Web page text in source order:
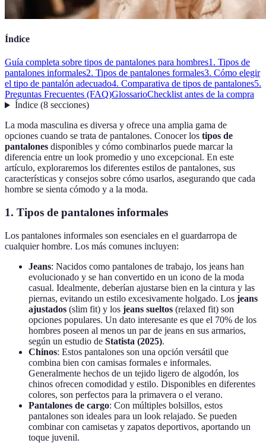
Índice
Guía completa sobre tipos de pantalones para hombres1. Tipos de
pantalones informales2. Tipos de pantalones formales3. Cómo elegir
el tipo de pantalón adecuado4. Comparativa de tipos de pantalones5.
Preguntas Frecuentes (FAQ)GlossarioChecklist antes de la compra
Índice(8 secciones)
La moda masculina es diversa y ofrece una amplia gama de
opciones cuando se trata de pantalones. Conocer los tipos de
pantalones disponibles y cómo combinarlos puede marcar la
diferencia entre un look promedio y uno excepcional. En este
artículo, exploraremos los diferentes estilos de pantalones, sus
características y consejos sobre cómo usarlos, asegurando que cada
hombre se sienta cómodo y a la moda.
1. Tipos de pantalones informales
Los pantalones informales son esenciales en el guardarropa de
cualquier hombre. Los más comunes incluyen:
Jeans: Nacidos como pantalones de trabajo, los jeans han
evolucionado y se han convertido en un icono de la moda
casual. Idealmente, deberían ajustarse bien en la cintura y las
piernas, evitando un estilo excesivamente holgado. Los jeans
ajustados (slim fit) y los jeans sueltos (relaxed fit) son
opciones populares. Un dato interesante es que el 70% de los
hombres poseen al menos un par de jeans en sus armarios,
según un estudio de Statista (2025).
Chinos: Estos pantalones son una opción versátil que
combina bien con camisas formales e informales.
Generalmente hechos de un tejido ligero de algodón, los
chinos ofrecen comodidad y estilo. Disponibles en diferentes
colores, son perfectos para la primavera o el verano.
Pantalones de cargo: Con múltiples bolsillos, estos
pantalones son ideales para un look relajado. Se pueden
combinar con camisetas y zapatos deportivos, aportando un
toque juvenil.